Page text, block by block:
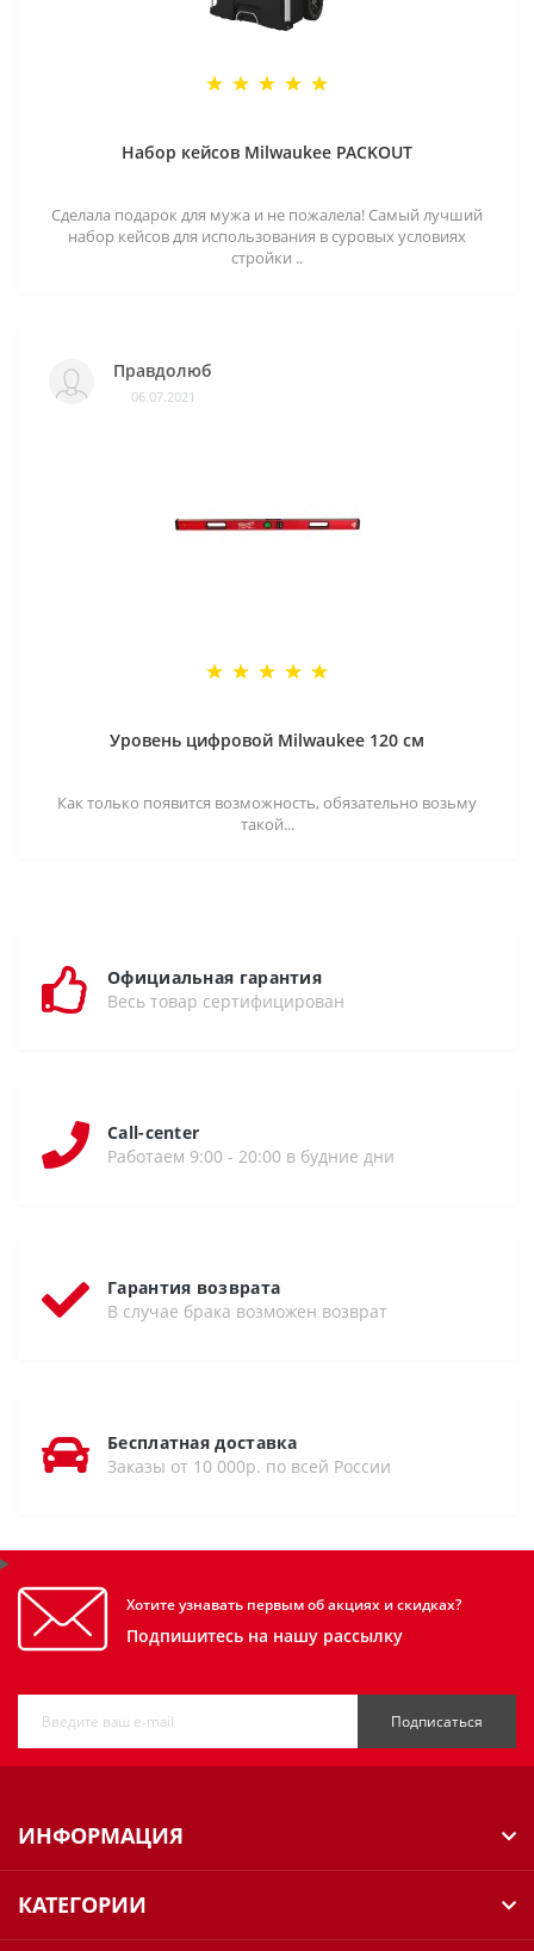
Набор кейсов Milwaukee PACKOUT
Сделала подарок для мужа и не пожалела! Самый лучший
набор кейсов для использования в суровых условиях
стройки ..
Правдолюб
06.07.2021
Уровень цифровой Milwaukee 120 см
Как только появится возможность, обязательно возьму
такой...
Официальная гарантия
Весь товар сертифицирован
Call-center
Работаем 9:00 - 20:00 в будние дни
Гарантия возврата
В случае брака возможен возврат
Бесплатная доставка
Заказы от 10 000р. по всей России
Хотите узнавать первым об акциях и скидках?
Подпишитесь на нашу рассылку
Подписаться
ИНФОРМАЦИЯ
КАТЕГОРИИ